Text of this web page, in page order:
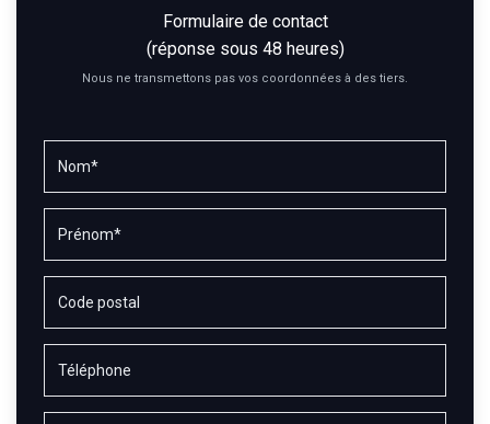
Formulaire de contact
(réponse sous 48 heures)
Nous ne transmettons pas vos coordonnées à des tiers.